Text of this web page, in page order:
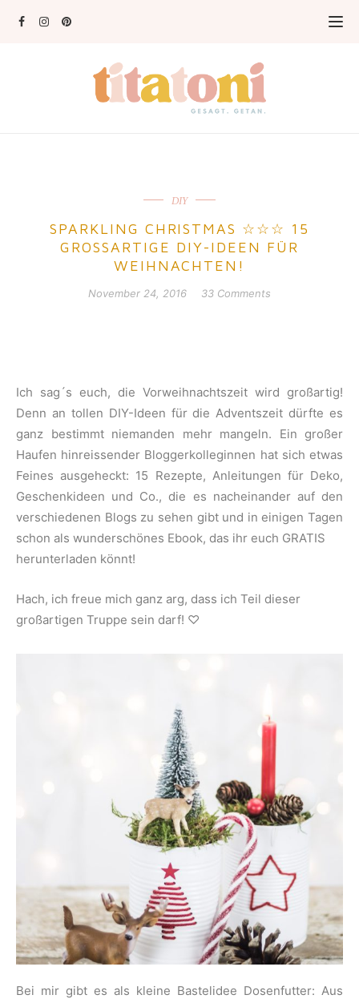
DIY
SPARKLING CHRISTMAS ☆☆☆ 15
GROSSARTIGE DIY-IDEEN FÜR W
EIHNACHTEN!
November 24, 2016 33 Comments
Ich sag´s euch, die Vorweihnachtszeit wird großartig!
Denn an tollen DIY-Ideen für die Adventszeit dürfte es
ganz bestimmt niemanden mehr mangeln. Ein großer
Haufen hinreissender Bloggerkolleginnen hat sich etwas
Feines ausgeheckt: 15 Rezepte, Anleitungen für Deko,
Geschenkideen und Co., die es nacheinander auf den
verschiedenen Blogs zu sehen gibt und in einigen Tagen
schon als wunderschönes Ebook, das ihr euch GRATIS
herunterladen könnt!
Hach, ich freue mich ganz arg, dass ich Teil dieser
großartigen Truppe sein darf! ♡
Bei mir gibt es als kleine Bastelidee Dosenfutter: Aus